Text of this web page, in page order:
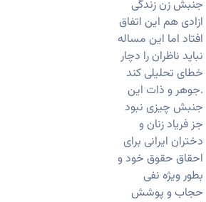
جنبش زن زندگی
ازادی هم این اتفاق
افتاد اما این مساله
نباید ناظران را دچار
خطای تحلیلی کند
.جوهر و ذات این
جنبش چیزی نبود
جز فریاد زنان و
دختران ایرانی برای
احقاق حقوق خود و
بطور ویژه نفی
حجاب و پوشش